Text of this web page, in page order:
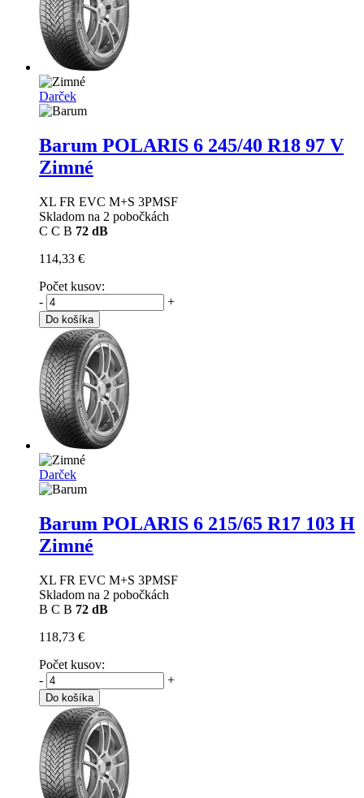
Darček
Barum POLARIS 6 245/40 R18 97 V
Zimné
XL FR EVC M+S 3PMSF
Skladom na 2 pobočkách
C C B 72 dB
114,33 €
Počet kusov:
-
+
Do košíka
Darček
Barum POLARIS 6 215/65 R17 103 H
Zimné
XL FR EVC M+S 3PMSF
Skladom na 2 pobočkách
B C B 72 dB
118,73 €
Počet kusov:
-
+
Do košíka